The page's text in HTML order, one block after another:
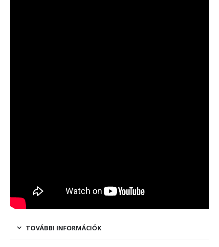
TOVÁBBI INFORMÁCIÓK